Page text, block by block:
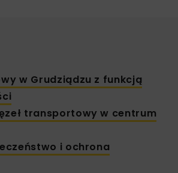
w Grudziądzu z funkcją
transportowy w centrum
i ochrona